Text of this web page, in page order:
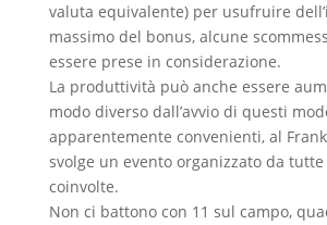
valuta equivalente) per usufruire
massimo del bonus, alcune
essere prese in considerazione.
La produttività può anche essere
modo diverso dall’avvio di questi
apparentemente convenienti, al
svolge un evento organizzato da
coinvolte.
Non ci battono con 11 sul campo,